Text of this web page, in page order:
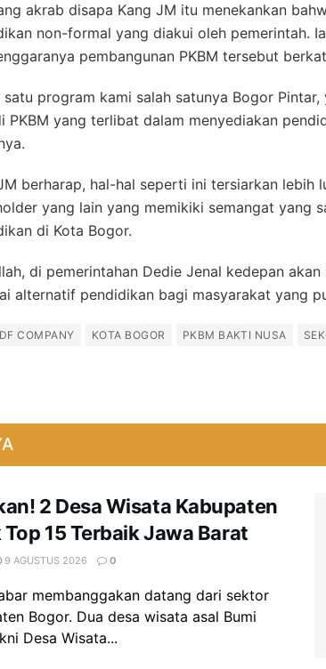
akrab disapa Kang JM itu menekankan
non-formal yang diakui oleh pemerintah.
pembangunan PKBM tersebut
satu program kami salah satunya Bogor
PKBM yang terlibat dalam menyediakan
berharap, hal-hal seperti ini tersiarkan lebih
yang lain yang memikiki semangat yang
di Kota Bogor.
di pemerintahan Dedie Jenal kedepan
alternatif pendidikan bagi masyarakat yang
DF COMPANY KOTA BOGOR PKBM BAKTI NUSA
2 Desa Wisata Kabupaten
15 Terbaik Jawa Barat
9 AGUSTUS 2026 0
membanggakan datang dari sektor
Bogor. Dua desa wisata asal Bumi
Desa Wisata...